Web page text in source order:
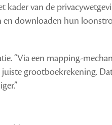
kader van de
en downloaden hun
“Via een mapping-
grootboekrekening.